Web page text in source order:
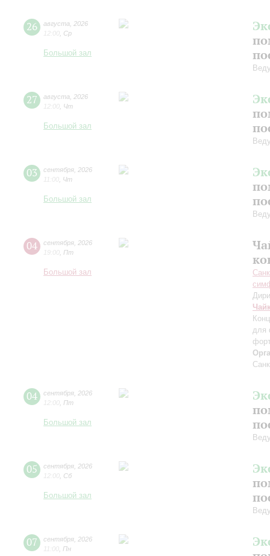
26 августа
2026
12:00 Ср
Большой зал
27 августа
2026
12:00 Чт
Большой зал
03 сентября 2026
11:00 Чт
Большой зал
04 сентября 2026
19:00 Пт
Большой зал
для
04 сентября 2026
12:00 Пт
Большой зал
05 сентября 2026
12:00 Сб
Большой зал
07 сентября 2026
11:00 Пн